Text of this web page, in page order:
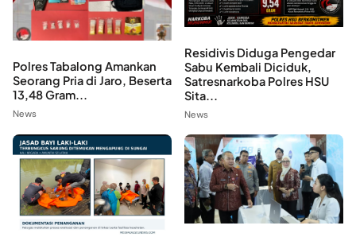
Polres Tabalong Amankan
Seorang Pria di Jaro, Beserta
13,48 Gram...
News
Residivis Diduga Pengedar
Sabu Kembali Diciduk,
Satresnarkoba Polres HSU
Sita...
News